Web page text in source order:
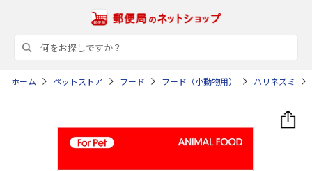
ホーム ペットストア フード フード（小動物用） ハリネズミ